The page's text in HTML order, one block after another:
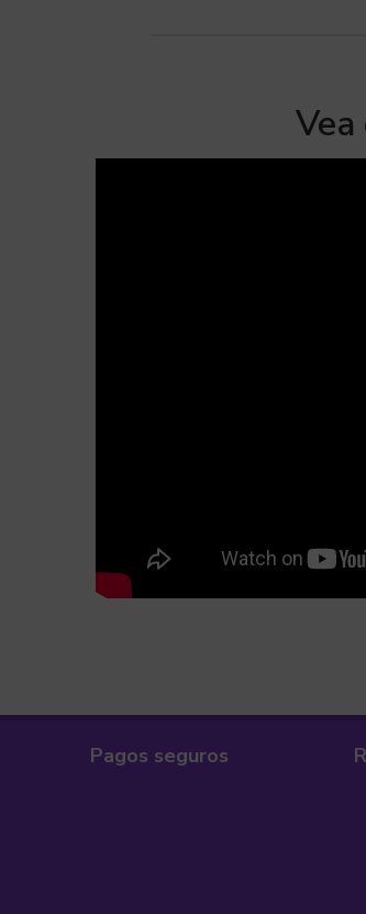
Pagos seguros